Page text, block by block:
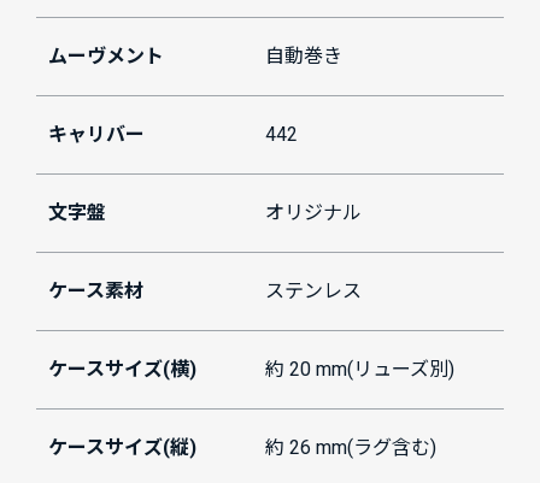
ムーヴメント 自動巻き
キャリバー 442
文字盤 オリジナル
ケース素材 ステンレス
ケースサイズ(横) 約 20 mm(リューズ別)
ケースサイズ(縦) 約 26 mm(ラグ含む)